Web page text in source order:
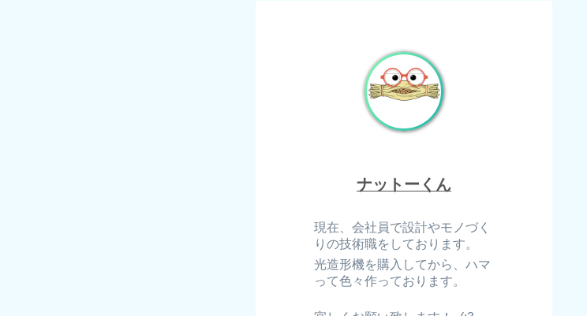
ナットーくん
現在、会社員で設計やモノづく
りの技術職をしております。
光造形機を購入してから、ハマ
って色々作っております。